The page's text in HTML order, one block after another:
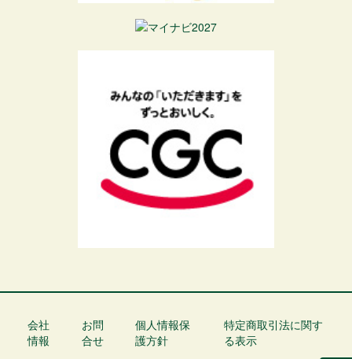
フ
ッ
会社
情報
お問
合せ
個人情報保
護方針
特定商取引法に関す
る表示